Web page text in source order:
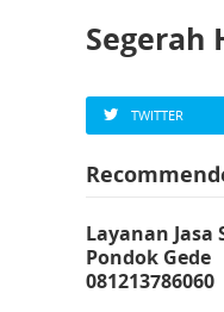
Segerah
TWITTER
Layanan Jasa
Pondok Gede
081213786060